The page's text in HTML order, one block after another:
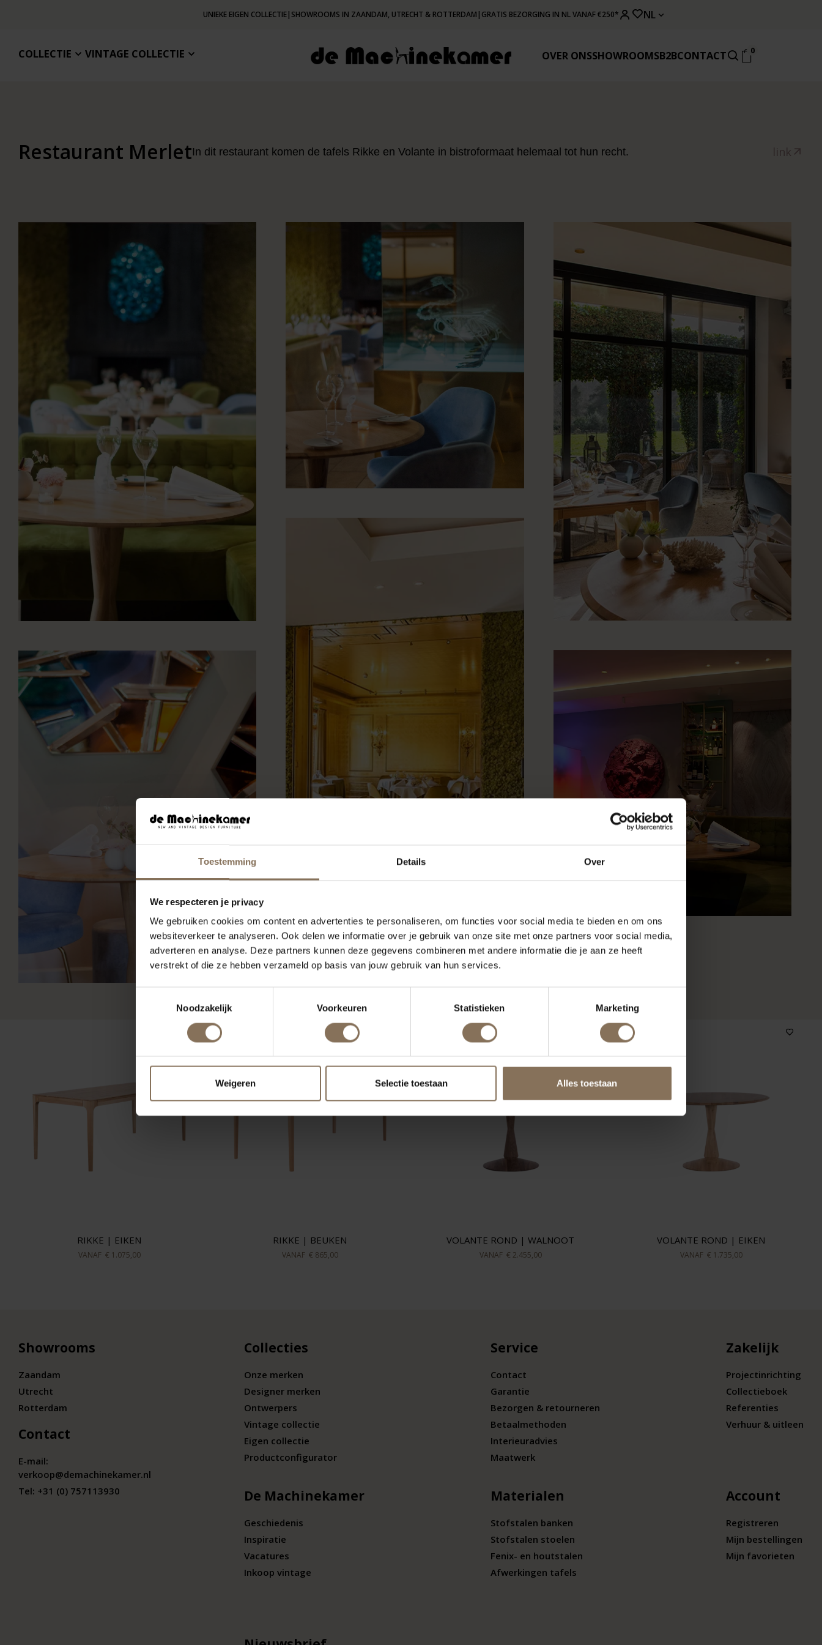
Toestemming Details Over
We respecteren je privacy
We gebruiken cookies om content en advertenties te personaliseren, om functies voor social media te bieden en om ons
websiteverkeer te analyseren. Ook delen we informatie over je gebruik van onze site met onze partners voor social media,
adverteren en analyse. Deze partners kunnen deze gegevens combineren met andere informatie die je aan ze heeft
verstrekt of die ze hebben verzameld op basis van jouw gebruik van hun services.
Noodzakelijk
Voorkeuren Statistieken Marketing
Weigeren Selectie toestaan Alles toestaan
UNIEKE EIGEN COLLECTIE| SHOWROOMS IN ZAANDAM, UTRECHT & ROTTERDAM | GRATIS BEZORGING IN NL VANAF €250* NL
COLLECTIE VINTAGE COLLECTIE OVER ONSSHOWROOMSB2BCONTACT 0
Restaurant MerletIn dit restaurant komen de tafels Rikke en Volante in bistroformaat helemaal tot hun recht. link
RIKKE | EIKEN
VANAF € 1.075,00
RIKKE | BEUKEN
VANAF € 865,00
VOLANTE ROND | WALNOOT
VANAF € 2.455,00
VOLANTE ROND | EIKEN
VANAF € 1.735,00
Showrooms
Zaandam
Utrecht
Rotterdam
Contact
E-mail:
verkoop@demachinekamer.nl
Tel: +31 (0) 757113930
Collecties
Onze merken
Designer merken
Ontwerpers
Vintage collectie
Eigen collectie
Productconfigurator
De Machinekamer
Geschiedenis
Inspiratie
Vacatures
Inkoop vintage
Service
Contact
Garantie
Bezorgen & retourneren
Betaalmethoden
Interieuradvies
Maatwerk
Materialen
Stofstalen banken
Stofstalen stoelen
Fenix- en houtstalen
Afwerkingen tafels
Zakelijk
Projectinrichting
Collectieboek
Referenties
Verhuur & uitleen
Account
Registreren
Mijn bestellingen
Mijn favorieten